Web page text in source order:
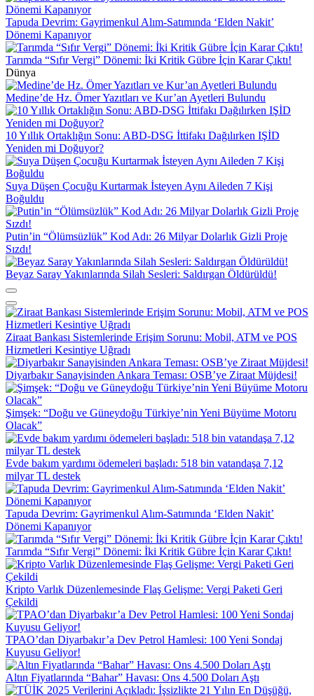
Tapuda Devrim: Gayrimenkul Alım-Satımında ‘Elden Nakit’
Dönemi Kapanıyor
Tarımda “Sıfır Vergi” Dönemi: İki Kritik Gübre İçin Karar Çıktı!
Dünya
Medine’de Hz. Ömer Yazıtları ve Kur’an Ayetleri Bulundu
10 Yıllık Ortaklığın Sonu: ABD-DSG İttifakı Dağılırken IŞİD
Yeniden mi Doğuyor?
Suya Düşen Çocuğu Kurtarmak İsteyen Aynı Aileden 7 Kişi
Boğuldu
Putin’in “Ölümsüzlük” Kod Adı: 26 Milyar Dolarlık Gizli Proje
Sızdı!
Beyaz Saray Yakınlarında Silah Sesleri: Saldırgan Öldürüldü!
Ziraat Bankası Sistemlerinde Erişim Sorunu: Mobil, ATM ve POS
Hizmetleri Kesintiye Uğradı
Diyarbakır Sanayisinden Ankara Teması: OSB’ye Ziraat Müjdesi!
Şimşek: “Doğu ve Güneydoğu Türkiye’nin Yeni Büyüme Motoru
Olacak”
Evde bakım yardımı ödemeleri başladı: 518 bin vatandaşa 7,12
milyar TL destek
Tapuda Devrim: Gayrimenkul Alım-Satımında ‘Elden Nakit’
Dönemi Kapanıyor
Tarımda “Sıfır Vergi” Dönemi: İki Kritik Gübre İçin Karar Çıktı!
Kripto Varlık Düzenlemesinde Flaş Gelişme: Vergi Paketi Geri
Çekildi
TPAO’dan Diyarbakır’a Dev Petrol Hamlesi: 100 Yeni Sondaj
Kuyusu Geliyor!
Altın Fiyatlarında “Bahar” Havası: Ons 4.500 Doları Aştı